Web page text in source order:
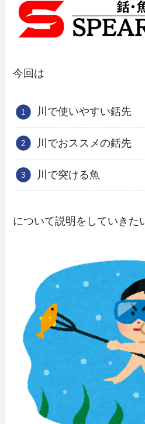
今回は
川で使いやすい銛先
川でおススメの銛先
川で突ける魚
について説明をしていきた